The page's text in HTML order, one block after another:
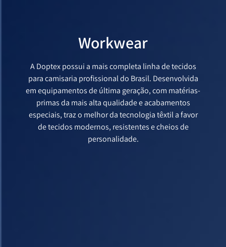
Workwear
A Doptex possui a mais completa linha de tecidos
para camisaria profissional do Brasil. Desenvolvida
em equipamentos de última geração, com matérias-
primas da mais alta qualidade e acabamentos
especiais, traz o melhor da tecnologia têxtil a favor
de tecidos modernos, resistentes e cheios de
personalidade.